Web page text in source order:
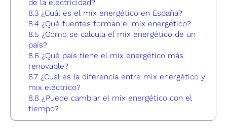
de la electricidad?
8.3 ¿Cuál es el mix energético en España?
8.4 ¿Qué fuentes forman el mix energético?
8.5 ¿Cómo se calcula el mix energético de un
país?
8.6 ¿Qué país tiene el mix energético más
renovable?
8.7 ¿Cuál es la diferencia entre mix energético y
mix eléctrico?
8.8 ¿Puede cambiar el mix energético con el
tiempo?